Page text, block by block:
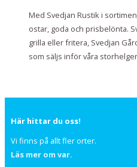
Med Svedjan Rustik i
ostar, goda och prisbelönta.
grilla eller fritera, Svedjan
som säljs inför våra
Här hittar du oss!
Vi finns på allt fler orter.
Läs mer om var.